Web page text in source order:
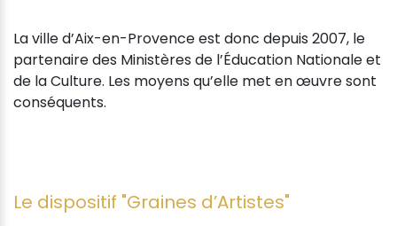
La ville d’Aix-en-Provence est donc depuis 2007, le
partenaire des Ministères de l’Éducation Nationale et
de la Culture. Les moyens qu’elle met en œuvre sont
conséquents.
Le dispositif "Graines d’Artistes"